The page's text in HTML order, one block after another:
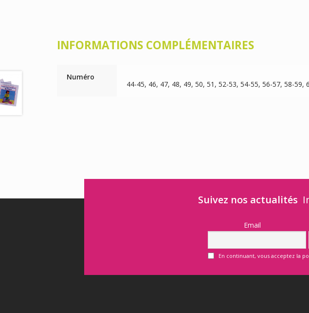
INFORMATIONS COMPLÉMENTAIRES
Numéro
44-45, 46, 47, 48, 49, 50, 51, 52-53, 54-55, 56-57, 58-59,
Suivez nos actualités
Email
En continuant, vous acceptez la